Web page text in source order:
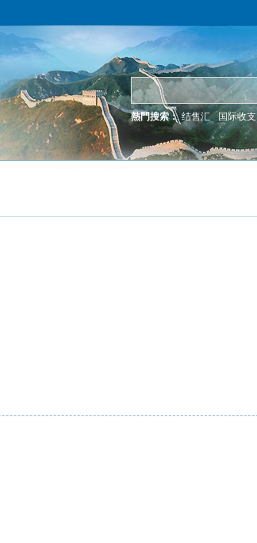
熱門搜索： 结售汇 国际收支